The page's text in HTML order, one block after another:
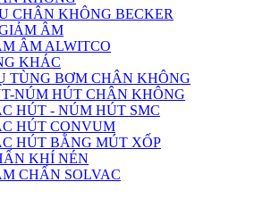
CHÂN KHÔNG BECKER
ÂM
ÂM ALWITCO
KHÁC
TÙNG BƠM CHÂN KHÔNG
NÚM HÚT CHÂN KHÔNG
HÚT - NÚM HÚT SMC
HÚT CONVUM
HÚT BẰNG MÚT XỐP
KHÍ NÉN
CHẤN SOLVAC